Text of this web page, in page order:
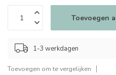
Toevoegen
1-3 werkdagen
Toevoegen om te vergelijken